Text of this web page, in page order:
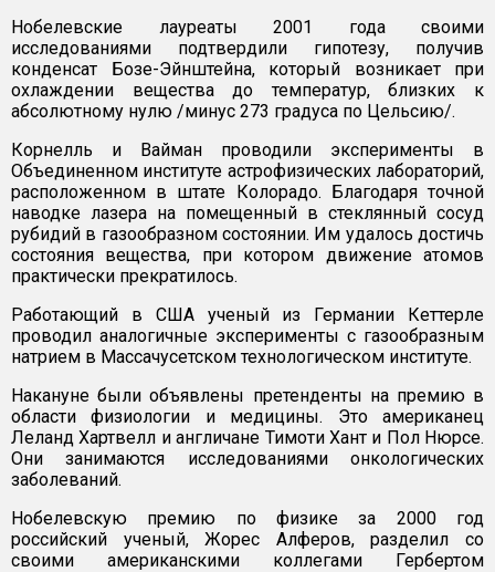
Нобелевские лауреаты 2001 года своими
исследованиями подтвердили гипотезу, получив
конденсат Бозе-Эйнштейна, который возникает при
охлаждении вещества до температур, близких к
абсолютному нулю /минус 273 градуса по Цельсию/.
Корнелль и Вайман проводили эксперименты в
Объединенном институте астрофизических лабораторий,
расположенном в штате Колорадо. Благодаря точной
наводке лазера на помещенный в стеклянный сосуд
рубидий в газообразном состоянии. Им удалось достичь
состояния вещества, при котором движение атомов
практически прекратилось.
Работающий в США ученый из Германии Кеттерле
проводил аналогичные эксперименты с газообразным
натрием в Массачусетском технологическом институте.
Накануне были объявлены претенденты на премию в
области физиологии и медицины. Это американец
Леланд Хартвелл и англичане Тимоти Хант и Пол Нюрсе.
Они занимаются исследованиями онкологических
заболеваний.
Нобелевскую премию по физике за 2000 год
российский ученый, Жорес Алферов, разделил со
своими американскими коллегами Гербертом